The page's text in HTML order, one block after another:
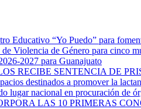
Educativo “Yo Puedo” para
Violencia de Género para cinco
2027 para Guanajuato
RECIBE SENTENCIA DE
destinados a promover la
lugar nacional en procuración de
LAS 10 PRIMERAS